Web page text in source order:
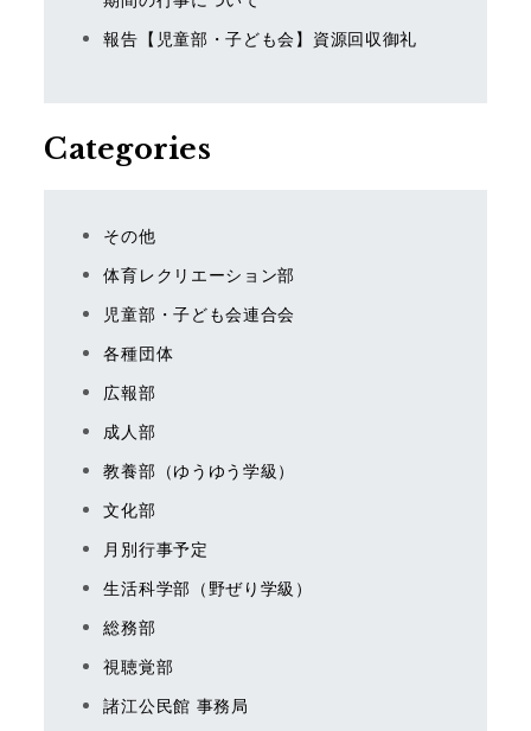
報告【児童部・子ども会】資源回収御礼
Categories
その他
体育レクリエーション部
児童部・子ども会連合会
各種団体
広報部
成人部
教養部（ゆうゆう学級）
文化部
月別行事予定
生活科学部（野ぜり学級）
総務部
視聴覚部
諸江公民館 事務局